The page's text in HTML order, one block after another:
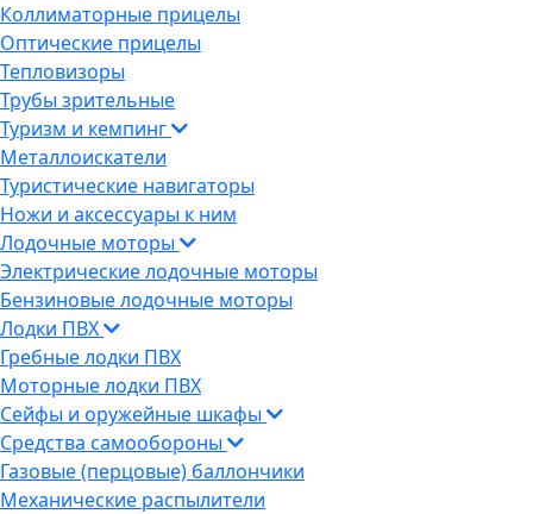
Коллиматорные прицелы
Оптические прицелы
Тепловизоры
Трубы зрительные
Туризм и кемпинг
Металлоискатели
Туристические навигаторы
Ножи и аксессуары к ним
Лодочные моторы
Электрические лодочные моторы
Бензиновые лодочные моторы
Лодки ПВХ
Гребные лодки ПВХ
Моторные лодки ПВХ
Сейфы и оружейные шкафы
Средства самообороны
Газовые (перцовые) баллончики
Механические распылители